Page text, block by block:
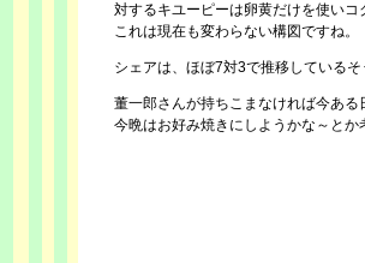
対するキユーピーは卵黄だけを使いコ
これは現在も変わらない構図ですね。
シェアは、ほぼ7対3で推移しているそ
董一郎さんが持ちこまなければ今あ
今晩はお好み焼きにしようかな～とか